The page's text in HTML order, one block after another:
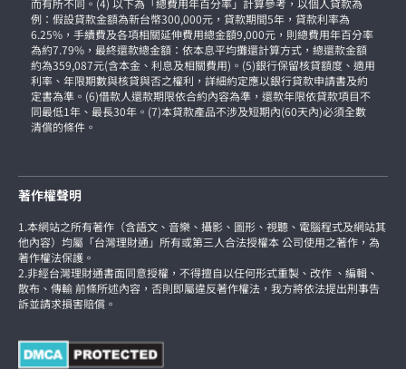
例：假設貸款金額為新台幣300,000元，貸款期間5年，貸款利率為
6.25%，手續費及各項相關延伸費用總金額9,000元，則總費用年百分率
為約7.79%，最終還款總金額：依本息平均攤還計算方式，總還款金額
約為359,087元(含本金、利息及相關費用)。(5)銀行保留核貸額度、適用
利率、年限期數與核貸與否之權利，詳細約定應以銀行貸款申請書及約
定書為準。(6)借款人還款期限依合約內容為準，還款年限依貸款項目不
同最低1年、最長30年。(7)本貸款產品不涉及短期內(60天內)必須全數
清償的條件。
著作權聲明
1.本網站之所有著作（含語文、音樂、攝影、圖形、視聽、電腦程式及網站其
他內容）均屬「台灣理財通」所有或第三人合法授權本 公司使用之著作，為
著作權法保護。
2.非經台灣理財通書面同意授權，不得擅自以任何形式重製、改作 、編輯、
散布、傳輸 前條所述內容，否則即屬違反著作權法，我方將依法提出刑事告
訴並請求損害賠償。